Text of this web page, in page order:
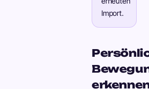
Import.